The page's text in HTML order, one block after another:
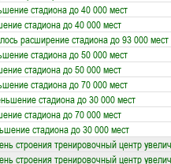
стадиона до 40 000 мест
стадиона до 40 000 мест
расширение стадиона до 93 000 мест
стадиона до 50 000 мест
стадиона до 50 000 мест
стадиона до 70 000 мест
стадиона до 30 000 мест
стадиона до 70 000 мест
стадиона до 30 000 мест
строения тренировочный центр
строения тренировочный центр